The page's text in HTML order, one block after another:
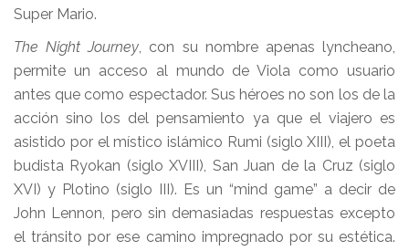
Super Mario.
The Night Journey, con su nombre apenas lyncheano,
permite un acceso al mundo de Viola como usuario
antes que como espectador. Sus héroes no son los de la
acción sino los del pensamiento ya que el viajero es
asistido por el místico islámico Rumi (siglo XIII), el poeta
budista Ryokan (siglo XVIII), San Juan de la Cruz (siglo
XVI) y Plotino (siglo III). Es un “mind game” a decir de
John Lennon, pero sin demasiadas respuestas excepto
el tránsito por ese camino impregnado por su estética.